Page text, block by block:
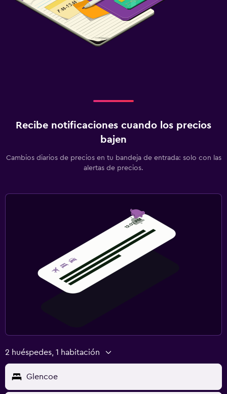
Recibe notificaciones cuando los precios
bajen
Cambios diarios de precios en tu bandeja de entrada: solo con las
alertas de precios.
2 huéspedes, 1 habitación
Glencoe